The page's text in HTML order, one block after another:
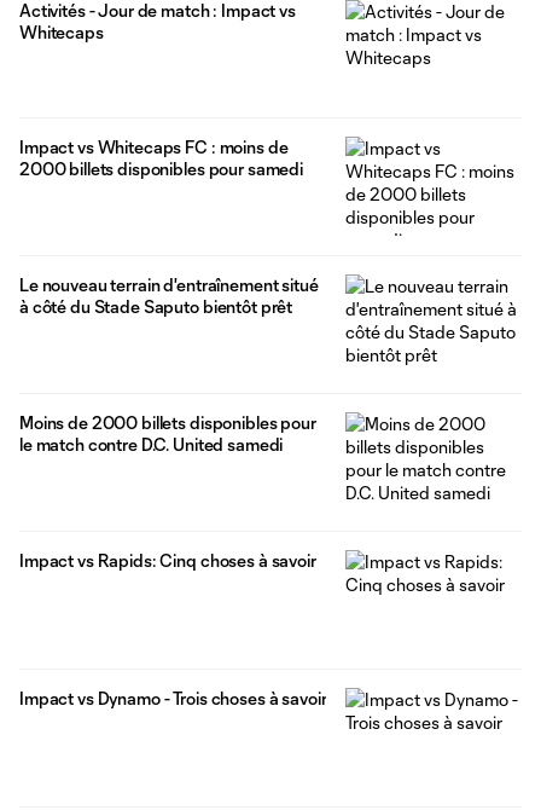
Activités - Jour de match : Impact vs
Whitecaps
Impact vs Whitecaps FC : moins de
2000 billets disponibles pour samedi
Le nouveau terrain d'entraînement situé
à côté du Stade Saputo bientôt prêt
Moins de 2000 billets disponibles pour
le match contre D.C. United samedi
Impact vs Rapids: Cinq choses à savoir
Impact vs Dynamo - Trois choses à savoir